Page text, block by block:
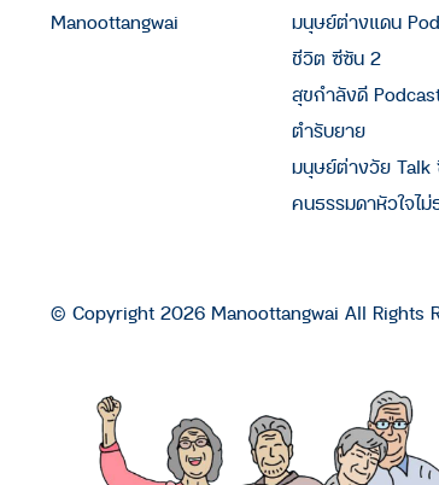
Manoottangwai
มนุษย์ต่างแดน
ชีวิต ซีซัน 2
สุขกำลังดี
ตำรับยาย
มนุษย์ต่างวัย Talk
คนธรรมดาหัวใจไม่
© Copyright 2026 Manoottangwai All Rights